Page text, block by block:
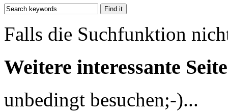
Falls die Suchfunktion
Weitere interessante
unbedingt besuchen;-)...